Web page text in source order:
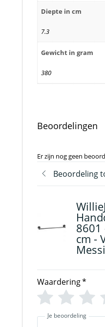
Diepte in cm
7.3
Gewicht in gram
380
Beoordelingen
Er zijn nog geen
Beoordeling
8601
cm -
Waardering*
Je beoordeling